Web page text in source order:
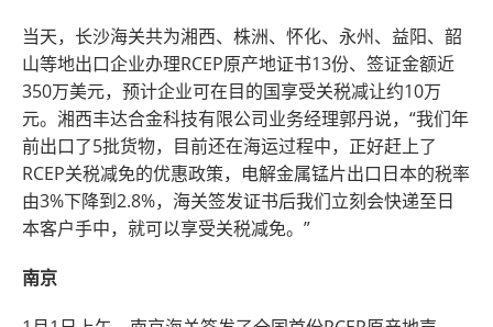
当天，长沙海关共为湘西、株洲、怀化、永州、益阳、韶
山等地出口企业办理RCEP原产地证书13份、签证金额近
350万美元，预计企业可在目的国享受关税减让约10万
元。湘西丰达合金科技有限公司业务经理郭丹说，“我们年
前出口了5批货物，目前还在海运过程中，正好赶上了
RCEP关税减免的优惠政策，电解金属锰片出口日本的税率
由3%下降到2.8%，海关签发证书后我们立刻会快递至日
本客户手中，就可以享受关税减免。”
南京